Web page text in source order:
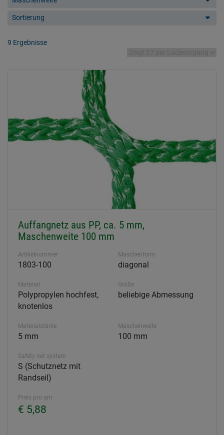
Sortierung
9 Ergebnisse
Auffangnetz aus PP, ca. 5 mm,
Maschenweite 100 mm
Artikelnummer
1803-100
Maschenform
diagonal
Material
Polypropylen hochfest,
knotenlos
Größe
beliebige Abmessung
Materialstärke
5 mm
Maschenweite
100 mm
Safety net system
S (Schutznetz mit
Randseil)
Preis pro qm
€ 5,88